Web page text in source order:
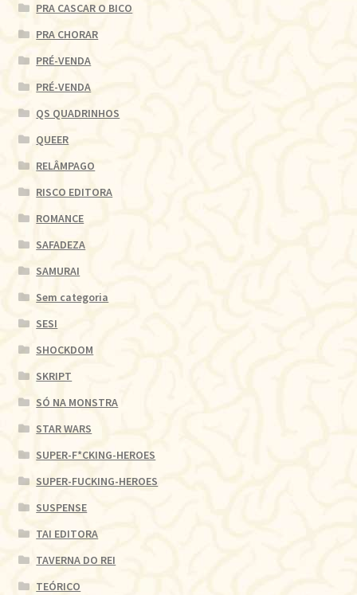
PRA CASCAR O BICO
PRA CHORAR
PRÉ-VENDA
PRÉ-VENDA
QS QUADRINHOS
QUEER
RELÂMPAGO
RISCO EDITORA
ROMANCE
SAFADEZA
SAMURAI
Sem categoria
SESI
SHOCKDOM
SKRIPT
SÓ NA MONSTRA
STAR WARS
SUPER-F*CKING-HEROES
SUPER-FUCKING-HEROES
SUSPENSE
TAI EDITORA
TAVERNA DO REI
TEÓRICO